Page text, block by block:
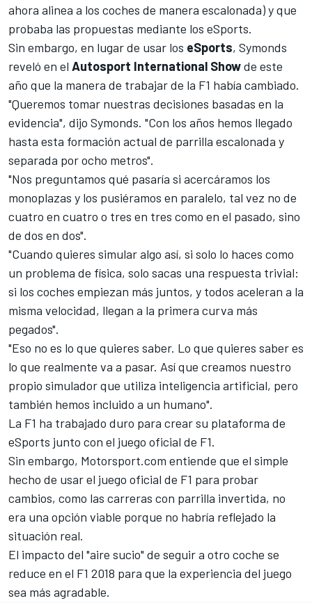
ahora alinea a los coches de manera escalonada) y que
probaba las propuestas mediante los eSports.
Sin embargo, en lugar de usar los eSports, Symonds
reveló en el Autosport International Showde este
año que la manera de trabajar de la F1 había cambiado.
"Queremos tomar nuestras decisiones basadas en la
evidencia", dijo Symonds. "Con los años hemos llegado
hasta esta formación actual de parrilla escalonada y
separada por ocho metros".
"Nos preguntamos qué pasaría si acercáramos los
monoplazas y los pusiéramos en paralelo, tal vez no de
cuatro en cuatro o tres en tres como en el pasado, sino
de dos en dos".
"Cuando quieres simular algo así, si solo lo haces como
un problema de física, solo sacas una respuesta trivial:
si los coches empiezan más juntos, y todos aceleran a la
misma velocidad, llegan a la primera curva más
pegados".
"Eso no es lo que quieres saber. Lo que quieres saber es
lo que realmente va a pasar. Así que creamos nuestro
propio simulador que utiliza inteligencia artificial, pero
también hemos incluido a un humano".
La F1 ha trabajado duro para crear su plataforma de
eSports junto con el juego oficial de F1.
Sin embargo, Motorsport.com entiende que el simple
hecho de usar el juego oficial de F1 para probar
cambios, como las carreras con parrilla invertida, no
era una opción viable porque no habría reflejado la
situación real.
El impacto del "aire sucio" de seguir a otro coche se
reduce en el F1 2018 para que la experiencia del juego
sea más agradable.